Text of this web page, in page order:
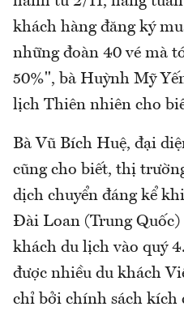
khách hàng đăng ký
những đoàn 40 vé mà
50%", bà Huỳnh Mỹ
lịch Thiên nhiên cho
Bà Vũ Bích Huệ, đại
cũng cho biết, thị
dịch chuyển đáng kể
Đài Loan (Trung Quốc)
khách du lịch vào quý
được nhiều du khách
chỉ bởi chính sách kích